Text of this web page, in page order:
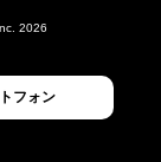
2026
フォン